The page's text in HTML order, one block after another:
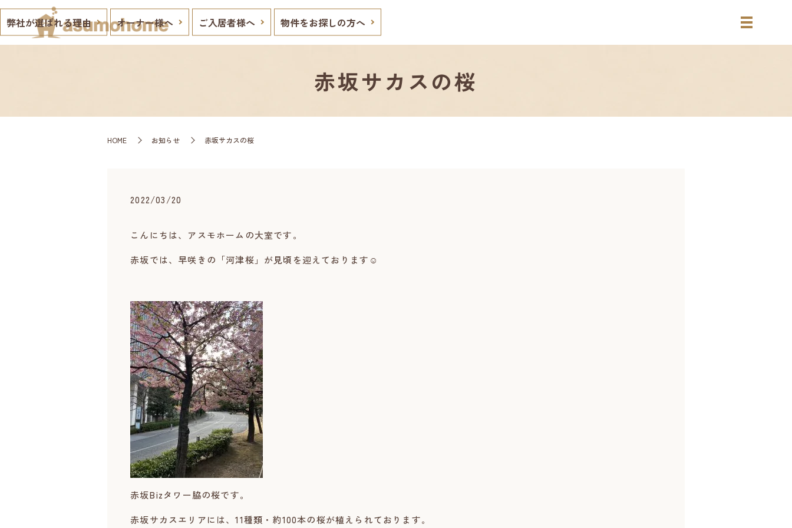
弊社が選ばれる理由 オーナー様へ ご入居者様へ 物件をお探しの方へ
赤坂サカスの桜
HOME お知らせ 赤坂サカスの桜
2022/03/20
こんにちは、アスモホームの大室です。
赤坂では、早咲きの「河津桜」が見頃を迎えております☺
赤坂Bizタワー脇の桜です。
赤坂サカスエリアには、11種類・約100本の桜が植えられております。